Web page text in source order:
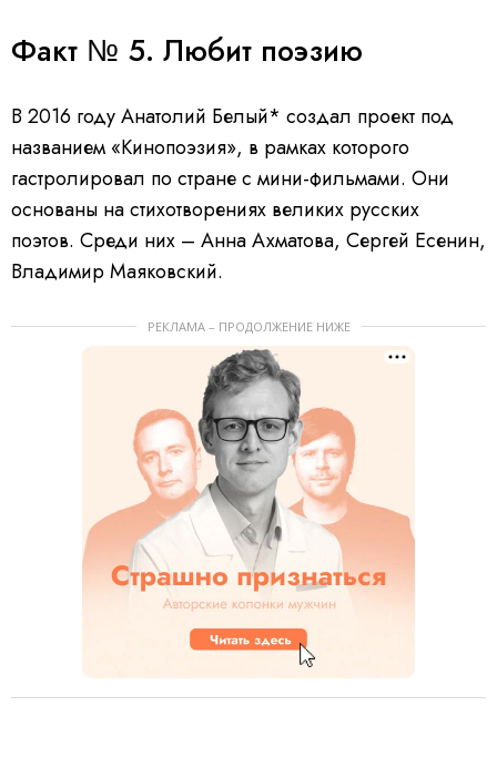
Факт № 5. Любит поэзию
В 2016 году Анатолий Белый* создал проект под
названием «Кинопоэзия», в рамках которого
гастролировал по стране с мини-фильмами. Они
основаны на стихотворениях великих русских
поэтов. Среди них – Анна Ахматова, Сергей Есенин,
Владимир Маяковский.
РЕКЛАМА – ПРОДОЛЖЕНИЕ НИЖЕ